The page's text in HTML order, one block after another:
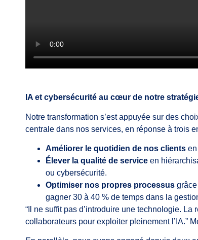
IA et cybersécurité au cœur de notre
Notre transformation s’est appuyée sur des
centrale dans nos services, en réponse à trois
Améliorer le quotidien de nos clients
Élever la qualité de service en
ou cybersécurité.
Optimiser nos propres processus
gagner 30 à 40 % de temps dans la
“Il ne suffit pas d’introduire une technologie.
collaborateurs pour exploiter pleinement l’IA.”